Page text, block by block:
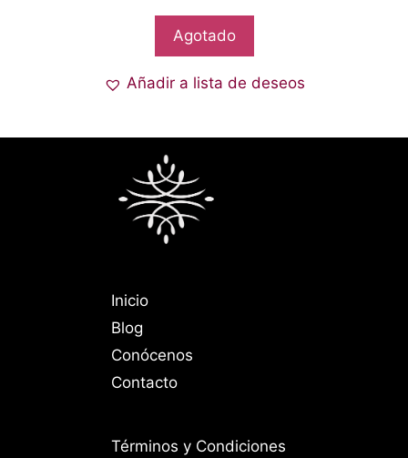
Agotado
Añadir a lista de deseos
Inicio
Blog
Conócenos
Contacto
Términos y Condiciones